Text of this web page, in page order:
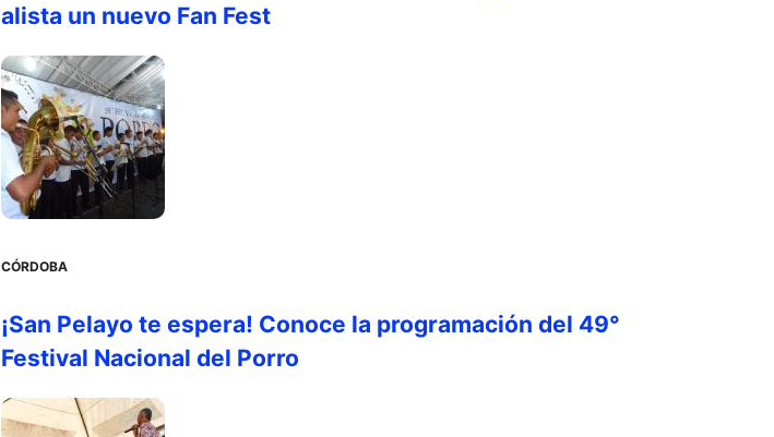
alista un nuevo Fan Fest
CÓRDOBA
¡San Pelayo te espera! Conoce la programación del 49°
Festival Nacional del Porro